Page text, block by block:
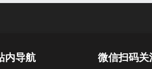
内导航 微信扫码关